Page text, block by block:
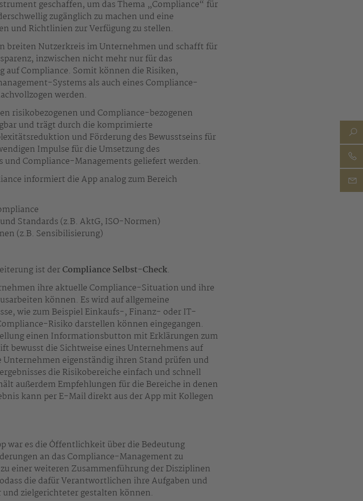
geschaffen, um das Thema „Compliance“ für
zugänglich zu machen und eine
und Richtlinien zur Verfügung zu stellen.
breiten Nutzerkreis im Unternehmen und schafft für
inzwischen nicht mehr nur für das
auf Compliance. Somit können die Risiken,
Systems als auch eines Compliance-
werden.
risikobezogenen und Compliance-bezogenen
und trägt durch die komprimierte
und Förderung des Bewusstseins für
Impulse für die Umsetzung des
Compliance-Managements geliefert werden.
informiert die App analog zum Bereich
Standards (z.B. AktG, ISO-Normen)
(z.B. Sensibilisierung)
ist derCompliance Selbst-Check.
ihre aktuelle Compliance-Situation und ihre
können. Es wird auf allgemeine
wie zum Beispiel Einkaufs-, Finanz- oder IT-
Risiko darstellen können eingegangen.
einen Informationsbutton mit Erklärungen zum
bewusst die Sichtweise eines Unternehmens auf
eigenständig ihren Stand prüfen und
die Risikobereiche einfach und schnell
außerdem Empfehlungen für die Bereiche in denen
kann per E-Mail direkt aus der App mit Kollegen
war es die Öffentlichkeit über die Bedeutung
an das Compliance-Management zu
einer weiteren Zusammenführung der Disziplinen
die dafür Verantwortlichen ihre Aufgaben und
zielgerichteter gestalten können.